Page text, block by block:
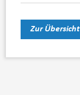
Zur Übersicht